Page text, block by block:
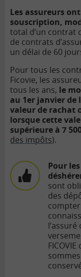
Les assureurs
souscription,
total d’un contrat
de contrats
un délai de 60
Pour tous les
Ficovie, les
tous les ans, le
au 1er janvier de
valeur de rachat
lorsque cette
supérieure à 7
des impôts).
Pour
sont
des